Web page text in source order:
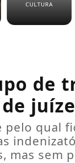
CULTURA
de
pelo qual
mas sem